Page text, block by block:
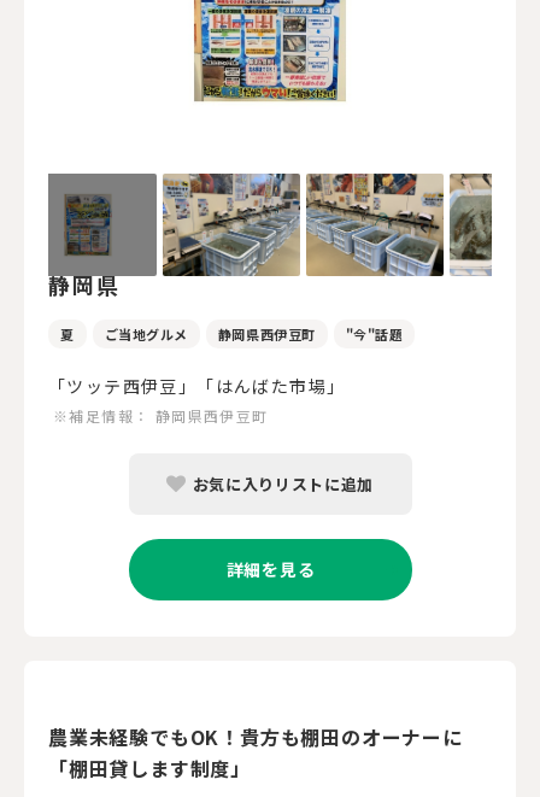
静岡県
夏 ご当地グルメ 静岡県西伊豆町 "今"話題
「ツッテ西伊豆」「はんばた市場」
※補足情報： 静岡県西伊豆町
お気に入りリストに追加
詳細を見る
農業未経験でもOK！貴方も棚田のオーナーに
「棚田貸します制度」